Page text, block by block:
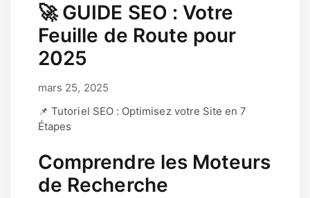
🚀 GUIDE SEO : Votre
Feuille de Route pour
2025
mars 25, 2025
📌 Tutoriel SEO : Optimisez votre Site en 7
Étapes
Comprendre les Moteurs
de Recherche